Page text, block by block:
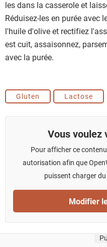
les dans la casserole et
Réduisez-les en purée avec
l'huile d'olive et rectifiez
est cuit, assaisonnez,
avec la purée.
Gluten Lactose
Vous voulez
Pour afficher ce
autorisation afin que
puissent charger
Modifier